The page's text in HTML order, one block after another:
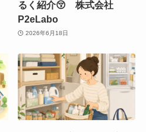
るく紹介😚 株式会社
P2eLabo
2026年6月18日